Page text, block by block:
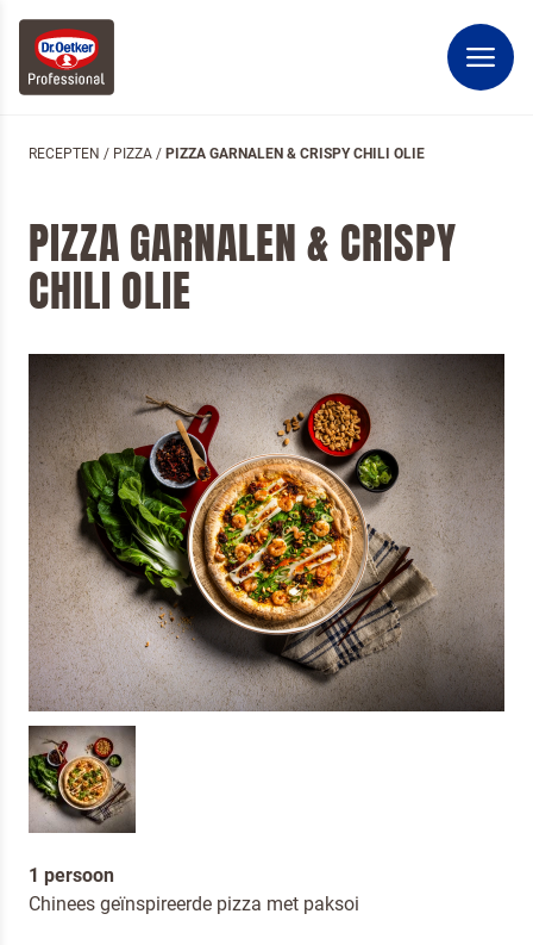
RECEPTEN / PIZZA / PIZZA GARNALEN & CRISPY CHILI OLIE
PIZZA GARNALEN & CRISPY
CHILI OLIE
1 persoon
Chinees geïnspireerde pizza met paksoi